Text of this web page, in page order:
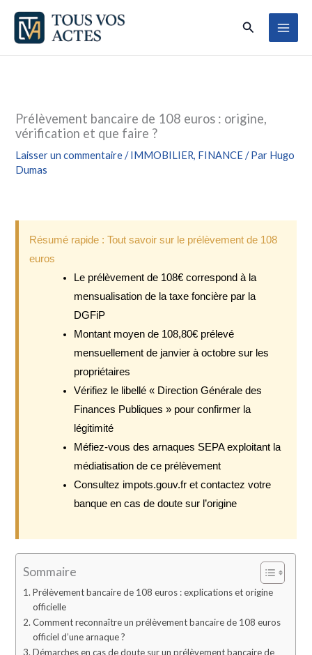
Aller
contenu
Rechercher
Prélèvement bancaire de 108 euros : origine,
vérification et que faire ?
Laisser un commentaire /IMMOBILIER, FINANCE / Par Hugo
Dumas
Résumé rapide : Tout savoir sur le prélèvement de 108
euros
Le prélèvement de 108€ correspond à la
mensualisation de la taxe foncière par la
DGFiP
Montant moyen de 108,80€ prélevé
mensuellement de janvier à octobre sur les
propriétaires
Vérifiez le libellé « Direction Générale des
Finances Publiques » pour confirmer la
légitimité
Méfiez-vous des arnaques SEPA exploitant la
médiatisation de ce prélèvement
Consultez impots.gouv.fr et contactez votre
banque en cas de doute sur l’origine
Sommaire
Prélèvement bancaire de 108 euros : explications et origine
officielle
Comment reconnaître un prélèvement bancaire de 108 euros
officiel d’une arnaque ?
Démarches en cas de doute sur un prélèvement bancaire de